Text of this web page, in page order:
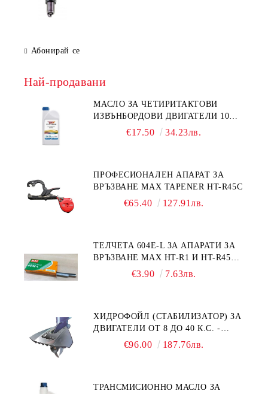
Абонирай се
Най-продавани
МАСЛО ЗА ЧЕТИРИТАКТОВИ
ИЗВЪНБОРДОВИ ДВИГАТЕЛИ 10W-
30 HONDA MARINE 08221-999-
€17.50 34.23лв.
ПРОФЕСИОНАЛЕН АПАРАТ ЗА
ВРЪЗВАНЕ MAX TAPENER HT-R45C
€65.40 127.91лв.
ТЕЛЧЕТА 604E-L ЗА АПАРАТИ ЗА
ВРЪЗВАНЕ MAX HT-R1 И HT-R45C
€3.90 7.63лв.
ХИДРОФОЙЛ (СТАБИЛИЗАТОР) ЗА
ДВИГАТЕЛИ ОТ 8 ДО 40 К.С. -
УНИВЕРСАЛЕН SE SPORT 200
€96.00 187.76лв.
ТРАНСМИСИОННО МАСЛО ЗА